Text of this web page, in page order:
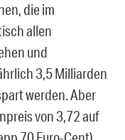
die im
allen
und
3,5 Milliarden
werden. Aber
von 3,72 auf